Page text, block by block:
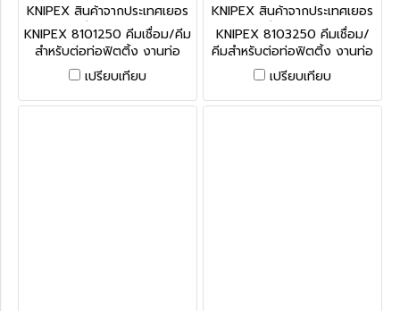
KNIPEX สินค้าจากประเทศเยอร
มนี 8101250
KNIPEX 8101250 คีมเชื่อม/คีม
สำหรับต่อท่อฟิตติ้ง งานท่อ
ต่างๆ รุ่นงานหนัก จับวัสดุทรง
กลมได้ 25-80 มม. ปรับได้ 25
ระดับ ความยาวคีม 10 นิ้ว เหล็ก
เปรียบเทียบ
KNIPEX สินค้าจากประเทศเยอร
มนี 8103250
KNIPEX 8103250 คีมเชื่อม/
คีมสำหรับต่อท่อฟิตติ้ง งานท่อ
ต่างๆ รุ่นงานหนัก จับวัสดุทรง
กลมได้ 25-80 มม. ปรับได้ 25
ระดับ ความยาวคีม 10 นิ้ว ชุบ
เปรียบเทียบ